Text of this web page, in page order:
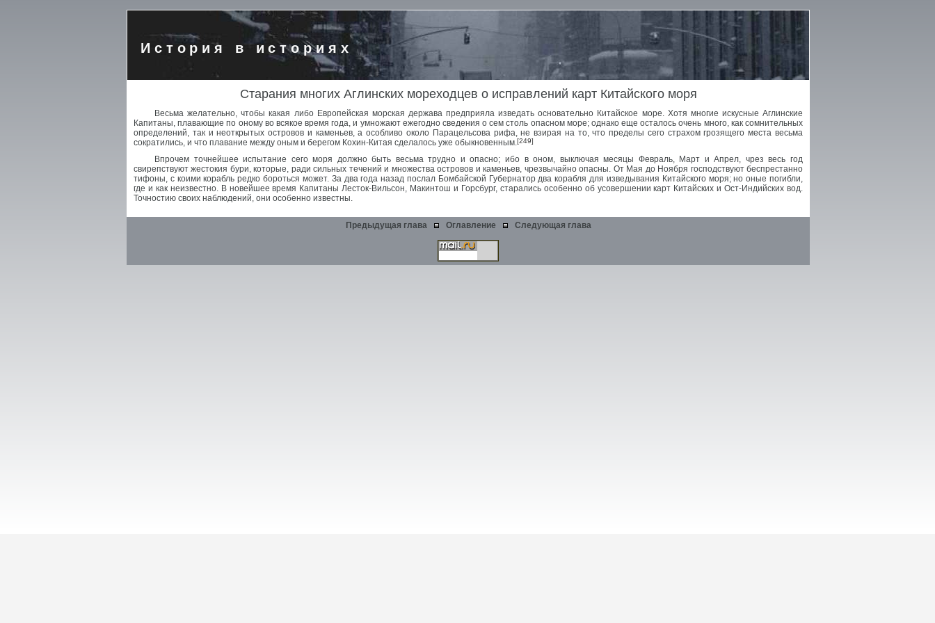
История в историях
Старания многих Аглинских мореходцев о исправлений карт Китайского моря
Весьма желательно, чтобы какая либо Европейская морская держава предприяла изведать основательно Китайское море. Хотя многие искусные Аглинские
Капитаны, плавающие по оному во всякое время года, и умножают ежегодно сведения о сем столь опасном море; однако еще осталось очень много, как сомнительных
определений, так и неоткрытых островов и каменьев, а особливо около Парацельсова рифа, не взирая на то, что пределы сего страхом грозящего места весьма
сократились, и что плавание между оным и берегом Кохин-Китая сделалось уже обыкновенным.[249]
Впрочем точнейшее испытание сего моря должно быть весьма трудно и опасно; ибо в оном, выключая месяцы Февраль, Март и Апрел, чрез весь год
свирепствуют жестокия бури, которые, ради сильных течений и множества островов и каменьев, чрезвычайно опасны. От Мая до Ноября господствуют беспрестанно
тифоны, с коими корабль редко бороться может. За два года назад послал Бомбайской Губернатор два корабля для изведывания Китайского моря; но оные погибли,
где и как неизвестно. В новейшее время Капитаны Лесток-Вильсон, Макинтош и Горсбург, старались особенно об усовершении карт Китайских и Ост-Индийских вод.
Точностию своих наблюдений, они особенно известны.
Предыдущая глава Оглавление Следующая глава